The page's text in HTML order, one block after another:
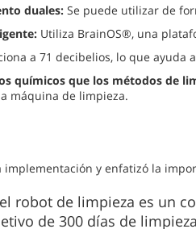
duales: Se puede utilizar de
Utiliza BrainOS®, una
a 71 decibelios, lo que ayuda
químicos que los métodos de
máquina de limpieza.
implementación y enfatizó la
robot de limpieza es un
de 300 días de